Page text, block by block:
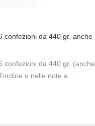
confezioni da 440 gr. anche
confezioni da 440 gr. (anche
o nelle note a ...